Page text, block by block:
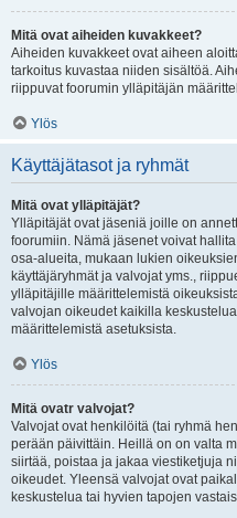
Mitä ovat aiheiden kuvakkeet?
Aiheiden kuvakkeet ovat aiheen
tarkoitus kuvastaa niiden sisältöä.
riippuvat foorumin ylläpitäjän
Ylös
Käyttäjätasot ja ryhmät
Mitä ovat ylläpitäjät?
Ylläpitäjät ovat jäseniä joille on
foorumiin. Nämä jäsenet voivat
osa-alueita, mukaan lukien
käyttäjäryhmät ja valvojat yms.,
ylläpitäjille määrittelemistä
valvojan oikeudet kaikilla
määrittelemistä asetuksista.
Ylös
Mitä ovatr valvojat?
Valvojat ovat henkilöitä (tai ryhmä
perään päivittäin. Heillä on on valta
siirtää, poistaa ja jakaa viestiketjuja
oikeudet. Yleensä valvojat ovat
keskustelua tai hyvien tapojen